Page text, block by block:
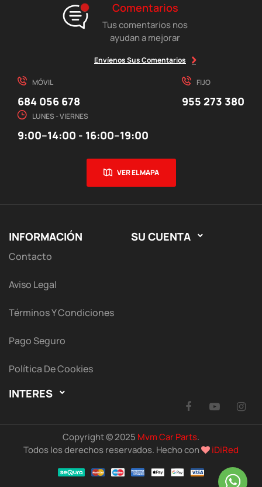
Comentarios
Tus comentarios nos
ayudan a mejorar
Envíenos Sus Comentarios
MÓVIL
684 056 678
FIJO
955 273 380
LUNES - VIERNES
9:00–14:00 - 16:00–19:00
VER EL MAPA
INFORMACIÓN
Contacto
Aviso Legal
Términos Y Condiciones
Pago Seguro
Política De Cookies
SU CUENTA 
INTERES 
Facebook
Copyright © 2025 Mvm Car Parts.
Todos los derechos reservados. Hecho con
iDiRed